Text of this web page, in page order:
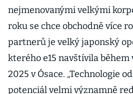
nejmenovanými velkými
roku se chce obchodně více
partnerů je velký japonský
kterého e15 navštívila během
2025 v Ósace. „Technologie
potenciál velmi významně